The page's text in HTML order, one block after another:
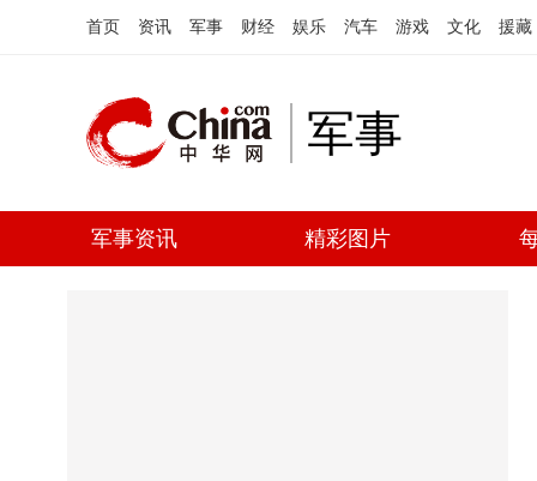
首页 资讯 军事 财经 娱乐 汽车 游戏 文化 援藏
军事
军事资讯 精彩图片